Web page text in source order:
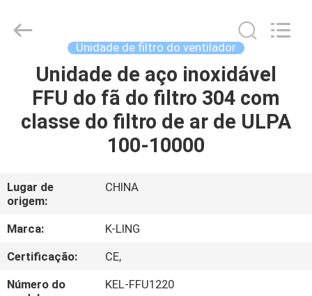
PARA
CASA
SOBRE
NÓS
VISITA
À
Purification
Technology
Unidade de filtro do ventilador
Unidade de aço inoxidável
FFU do fã do filtro 304 com
classe do filtro de ar de ULPA
100-10000
Lugar de
origem:
CHINA
Marca:
K-LING
Certificação:
CE,
Número do
KEL-FFU1220